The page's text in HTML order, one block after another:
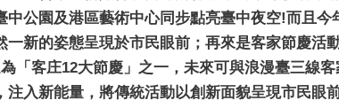
公園及港區藝術中心同步點亮臺中夜空!而且
新的姿態呈現於市民眼前；再來是客家節慶活
「客庄12大節慶」之一，未來可與浪漫臺三線
入新能量，將傳統活動以創新面貌呈現市民眼前